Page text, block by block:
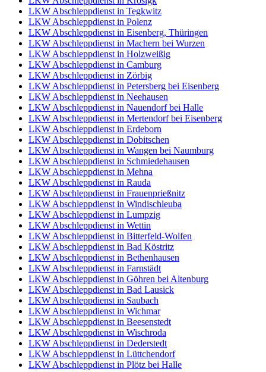
LKW Abschleppdienst in Tegkwitz
LKW Abschleppdienst in Polenz
LKW Abschleppdienst in Eisenberg, Thüringen
LKW Abschleppdienst in Machern bei Wurzen
LKW Abschleppdienst in Holzweißig
LKW Abschleppdienst in Camburg
LKW Abschleppdienst in Zörbig
LKW Abschleppdienst in Petersberg bei Eisenberg
LKW Abschleppdienst in Neehausen
LKW Abschleppdienst in Nauendorf bei Halle
LKW Abschleppdienst in Mertendorf bei Eisenberg
LKW Abschleppdienst in Erdeborn
LKW Abschleppdienst in Dobitschen
LKW Abschleppdienst in Wangen bei Naumburg
LKW Abschleppdienst in Schmiedehausen
LKW Abschleppdienst in Mehna
LKW Abschleppdienst in Rauda
LKW Abschleppdienst in Frauenprießnitz
LKW Abschleppdienst in Windischleuba
LKW Abschleppdienst in Lumpzig
LKW Abschleppdienst in Wettin
LKW Abschleppdienst in Bitterfeld-Wolfen
LKW Abschleppdienst in Bad Köstritz
LKW Abschleppdienst in Bethenhausen
LKW Abschleppdienst in Farnstädt
LKW Abschleppdienst in Göhren bei Altenburg
LKW Abschleppdienst in Bad Lausick
LKW Abschleppdienst in Saubach
LKW Abschleppdienst in Wichmar
LKW Abschleppdienst in Beesenstedt
LKW Abschleppdienst in Wischroda
LKW Abschleppdienst in Dederstedt
LKW Abschleppdienst in Lüttchendorf
LKW Abschleppdienst in Plötz bei Halle